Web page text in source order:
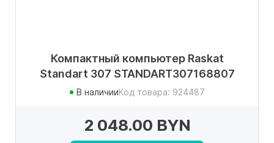
Компактный компьютер Raskat
Standart 307 STANDART307168807
В наличииКод товара: 924487
2 048.00 BYN